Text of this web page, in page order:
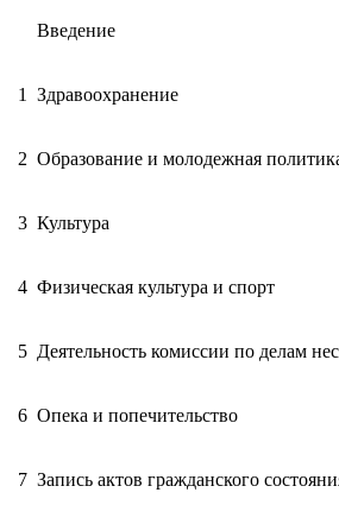
Введение
1 Здравоохранение
2 Образование и молодежная
3 Культура
4 Физическая культура и спорт
5 Деятельность комиссии по делам
6 Опека и попечительство
7 Запись актов гражданского